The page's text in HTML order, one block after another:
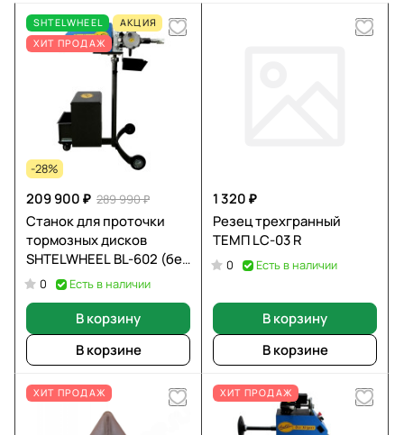
SHTELWHEEL
АКЦИЯ
ХИТ ПРОДАЖ
-28%
209 900 ₽ 289 990 ₽
Станок для проточки
тормозных дисков
SHTELWHEEL BL-602 (без
снятия и со снятием
дисков)
0 Есть в наличии
В корзину
В корзине
1 320 ₽
Резец трехгранный
ТЕМП LC-03 R
0 Есть в наличии
В корзину
В корзине
ХИТ ПРОДАЖ ХИТ ПРОДАЖ